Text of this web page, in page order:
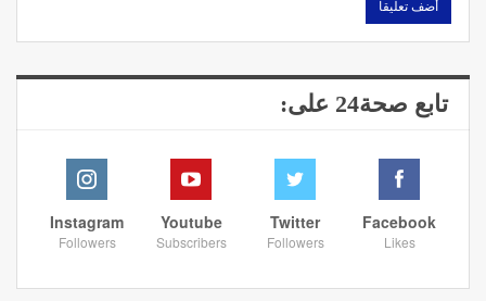
تابع صحة24 على:
Facebook
Likes
Twitter
Followers
Youtube
Subscribers
Instagram
Followers